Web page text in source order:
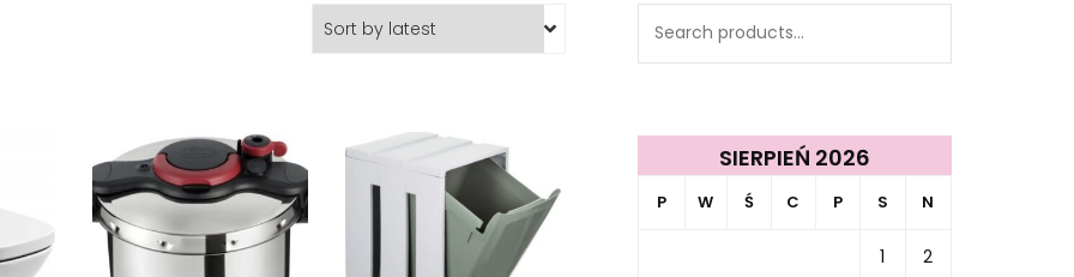
Search
SIERPIEŃ 2026
P W Ś C P S N
1 2